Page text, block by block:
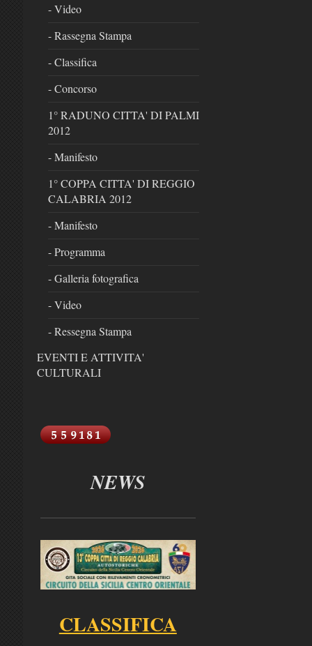
- Video
- Rassegna Stampa
- Classifica
- Concorso
1° RADUNO CITTA' DI PALMI
2012
- Manifesto
1° COPPA CITTA' DI REGGIO
CALABRIA 2012
- Manifesto
- Programma
- Galleria fotografica
- Video
- Ressegna Stampa
EVENTI E ATTIVITA'
CULTURALI
NEWS
CLASSIFICA